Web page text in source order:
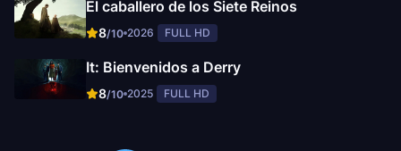
El caballero de los Siete Reinos
8/10 2026 FULL HD
It: Bienvenidos a Derry
8/10 2025 FULL HD